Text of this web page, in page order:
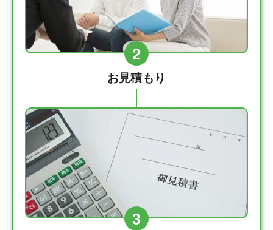
2
お見積もり
3